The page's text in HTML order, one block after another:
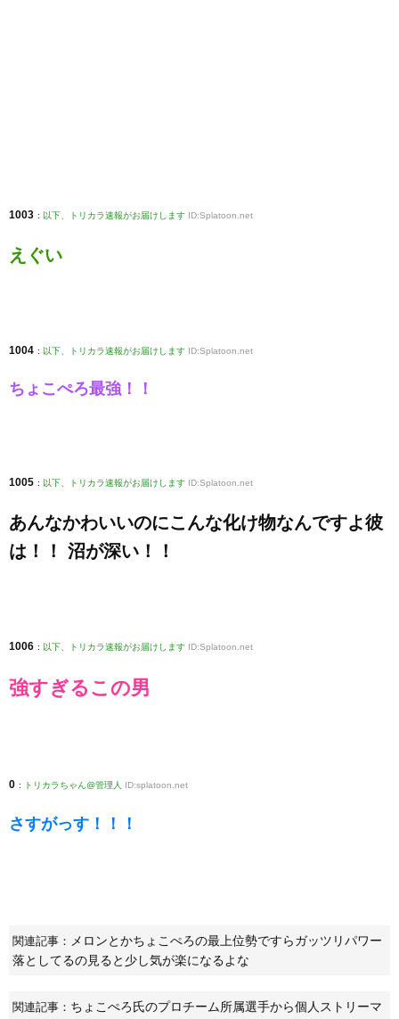
1003 : 以下、トリカラ速報がお届けします ID:Splatoon.net
えぐい
1004 : 以下、トリカラ速報がお届けします ID:Splatoon.net
ちょこぺろ最強！！
1005 : 以下、トリカラ速報がお届けします ID:Splatoon.net
あんなかわいいのにこんな化け物なんですよ彼
は！！ 沼が深い！！
1006 : 以下、トリカラ速報がお届けします ID:Splatoon.net
強すぎるこの男
0 : トリカラちゃん@管理人 ID:splatoon.net
さすがっす！！！
関連記事： メロンとかちょこぺろの最上位勢ですらガッツリパワー
落としてるの見ると少し気が楽になるよな
関連記事： ちょこぺろ氏のプロチーム所属選手から個人ストリーマ